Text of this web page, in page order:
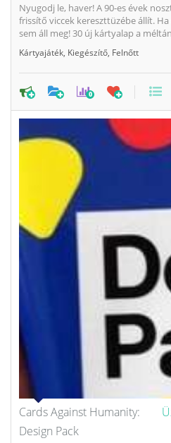
Nyugodj le, haver! A 90-es évek
frissítő viccek kereszttüzébe állít.
sem áll meg! 30 új kártyalap a
Kártyajáték Kiegészítő Felnőtt
0
Cards Against Humanity:
Design Pack